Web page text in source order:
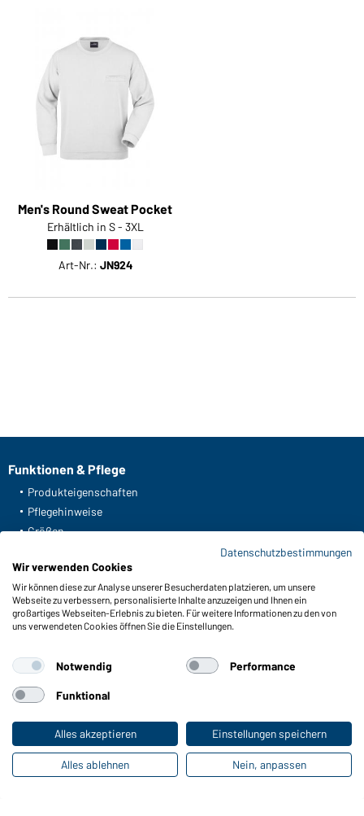
Men's Round Sweat Pocket
Erhältlich in S - 3XL
Art-Nr.: JN924
Funktionen & Pflege
Produkteigenschaften
Pflegehinweise
Größen
Online-Kataloge
Zu den Download-Links
Kontaktdaten:
Gustav Daiber GmbH
Vor dem Weißen Stein 25-31
D-72461 Albstadt
Datenschutzbestimmungen
Wir verwenden Cookies
Wir können diese zur Analyse unserer Besucherdaten platzieren, um unsere
Webseite zu verbessern, personalisierte Inhalte anzuzeigen und Ihnen ein
großartiges Webseiten-Erlebnis zu bieten. Für weitere Informationen zu den von
uns verwendeten Cookies öffnen Sie die Einstellungen.
Notwendig Performance
Funktional
Alles akzeptieren Einstellungen speichern
Alles ablehnen Nein, anpassen